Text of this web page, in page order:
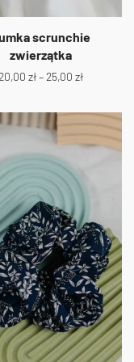
scrunchie
zwierzątka
20,00 zł– 25,00 zł